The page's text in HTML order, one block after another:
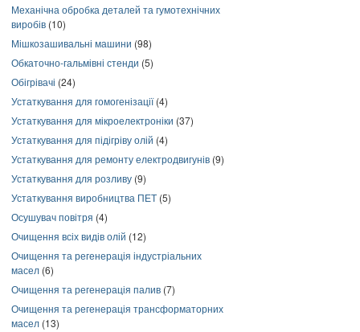
Механічна обробка деталей та гумотехнічних
виробів (10)
Мішкозашивальні машини (98)
Обкаточно-гальмівні стенди (5)
Обігрівачі (24)
Устаткування для гомогенізації(4)
Устаткування для мікроелектроніки (37)
Устаткування для підігріву олій (4)
Устаткування для ремонту електродвигунів (9)
Устаткування для розливу (9)
Устаткування виробництва ПЕТ (5)
Осушувач повітря (4)
Очищення всіх видів олій (12)
Очищення та регенерація індустріальних
масел (6)
Очищення та регенерація палив (7)
Очищення та регенерація трансформаторних
масел (13)